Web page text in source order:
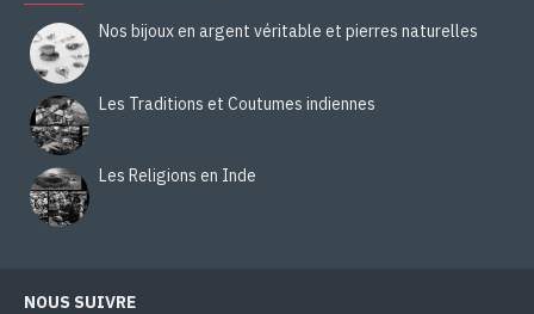
Nos bijoux en argent véritable et pierres naturelles
Les Traditions et Coutumes indiennes
Les Religions en Inde
NOUS SUIVRE